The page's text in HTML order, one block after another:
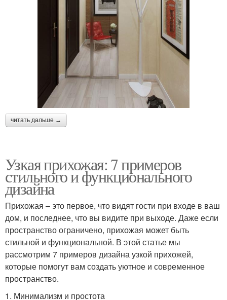
читать дальше →
Узкая прихожая: 7 примеров
стильного и функционального
дизайна
Прихожая – это первое, что видят гости при входе в ваш
дом, и последнее, что вы видите при выходе. Даже если
пространство ограничено, прихожая может быть
стильной и функциональной. В этой статье мы
рассмотрим 7 примеров дизайна узкой прихожей,
которые помогут вам создать уютное и современное
пространство.
1. Минимализм и простота